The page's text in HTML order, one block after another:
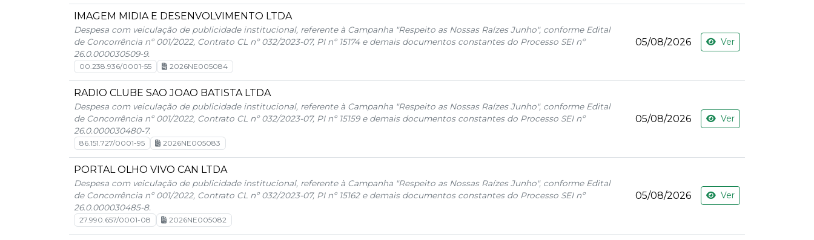
IMAGEM MIDIA E DESENVOLVIMENTO LTDA
Despesa com veiculação de publicidade institucional, referente à Campanha "Respeito as Nossas Raízes Junho", conforme Edital
de Concorrência nº 001/2022, Contrato CL nº 032/2023-07, PI nº 15174 e demais documentos constantes do Processo SEI nº
26.0.000030509-9.
00.238.936/0001-55 2026NE005084
05/08/2026 Ver
RADIO CLUBE SAO JOAO BATISTA LTDA
Despesa com veiculação de publicidade institucional, referente à Campanha "Respeito as Nossas Raízes Junho", conforme Edital
de Concorrência nº 001/2022, Contrato CL nº 032/2023-07, PI nº 15159 e demais documentos constantes do Processo SEI nº
26.0.000030480-7.
86.151.727/0001-95 2026NE005083
05/08/2026 Ver
PORTAL OLHO VIVO CAN LTDA
Despesa com veiculação de publicidade institucional, referente à Campanha "Respeito as Nossas Raízes Junho", conforme Edital
de Concorrência nº 001/2022, Contrato CL nº 032/2023-07, PI nº 15162 e demais documentos constantes do Processo SEI nº
26.0.000030485-8.
27.990.657/0001-08 2026NE005082
05/08/2026 Ver